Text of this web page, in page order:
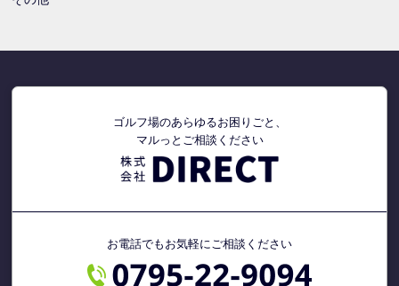
ゴルフ場のあらゆるお困りごと、
マルっとご相談ください
お電話でもお気軽にご相談ください